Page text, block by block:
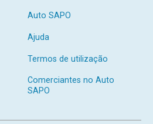
Auto SAPO
Ajuda
Termos de utilização
Comerciantes no Auto
SAPO